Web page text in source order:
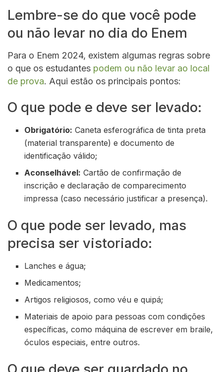
Lembre-se do que você pode
ou não levar no dia do Enem
Para o Enem 2024, existem algumas regras sobre
o que os estudantes podem ou não levar ao local
de prova. Aqui estão os principais pontos:
O que pode e deve ser levado:
Obrigatório: Caneta esferográfica de tinta preta
(material transparente) e documento de
identificação válido;
Aconselhável: Cartão de confirmação de
inscrição e declaração de comparecimento
impressa (caso necessário justificar a presença).
O que pode ser levado, mas
precisa ser vistoriado:
Lanches e água;
Medicamentos;
Artigos religiosos, como véu e quipá;
Materiais de apoio para pessoas com condições
específicas, como máquina de escrever em braile,
óculos especiais, entre outros.